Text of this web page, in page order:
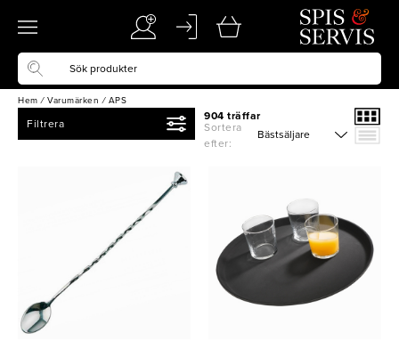
Hem / Varumärken / APS
Filtrera
904 träffar
Sortera
efter: